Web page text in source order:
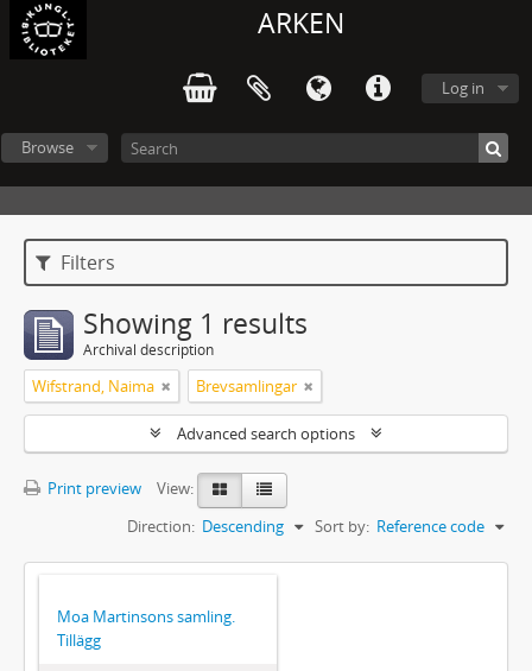
ARKEN
Log in
Browse
Filters
Showing 1 results
Archival description
Wifstrand, Naima Brevsamlingar
Advanced search options
Print preview
View:
Sort by: Reference code
Direction: Descending
Moa Martinsons samling.
Tillägg